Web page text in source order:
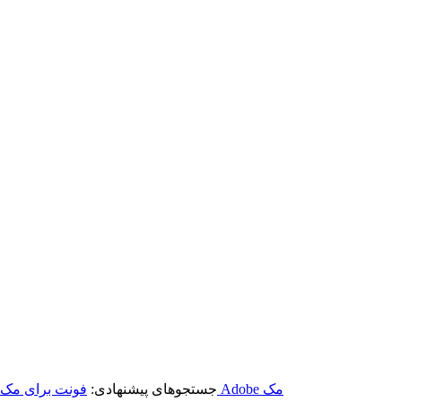
جستجوهای پیشنهادی: فونت برای مک برنامه‌های Adobe مک